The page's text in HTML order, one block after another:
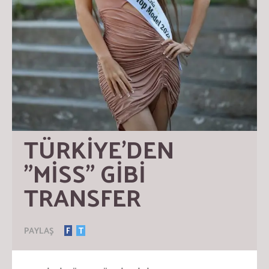
TÜRKİYE’DEN
”MİSS” GİBİ
TRANSFER
PAYLAŞ F T